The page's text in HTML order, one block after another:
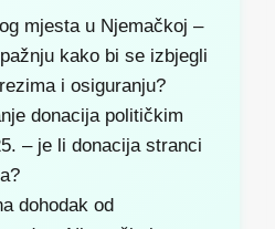
mjesta u Njemačkoj –
kako bi se izbjegli
i osiguranju?
donacija političkim
– je li donacija stranci
dohodak od